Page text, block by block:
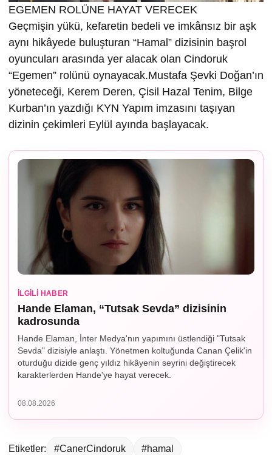
EGEMEN ROLÜNE HAYAT VERECEK
Geçmişin yükü, kefaretin bedeli ve imkânsız bir aşk
aynı hikâyede buluşturan “Hamal” dizisinin başrol
oyuncuları arasında yer alacak olan Cindoruk
“Egemen” rolünü oynayacak.Mustafa Şevki Doğan’ın
yöneteceği, Kerem Deren, Çisil Hazal Tenim, Bilge
Kurban’ın yazdığı KYN Yapım imzasını taşıyan
dizinin çekimleri Eylül ayında başlayacak.
İLGILI HABER
Hande Elaman, “Tutsak Sevda” dizisinin
kadrosunda
Hande Elaman, İnter Medya'nın yapımını üstlendiği "Tutsak
Sevda" dizisiyle anlaştı. Yönetmen koltuğunda Canan Çelik'in
oturduğu dizide genç yıldız hikâyenin seyrini değiştirecek
karakterlerden Hande'ye hayat verecek.
08.08.2026
Etiketler: #CanerCindoruk #hamal